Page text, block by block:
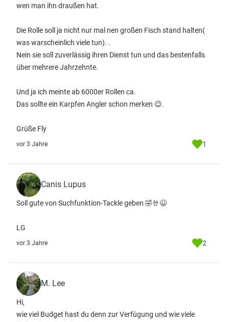
wen man ihn draußen hat.
Die Rolle soll ja nicht nur mal nen großen Fisch stand halten(
was warscheinlich viele tun). .
Nein sie soll zuverlässig ihren Dienst tun und das bestenfalls
über mehrere Jahrzehnte.
Und ja ich meinte ab 6000er Rollen ca.
Das sollte ein Karpfen Angler schon merken 😉.
Grüße Fly
vor 3 Jahre 1
Canis Lupus
Soll gute von Suchfunktion-Tackle geben 🤣🤘😉
LG
vor 3 Jahre 2
M. Lee
Hi,
wie viel Budget hast du denn zur Verfügung und wie viele